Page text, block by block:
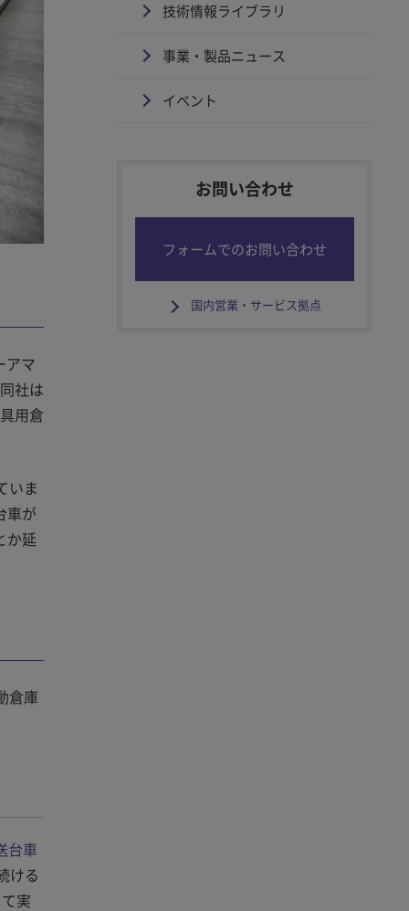
アマ
社は
用倉
いま
車が
か延
倉庫
台車
ける
実
技術情報ライブラリ
事業・製品ニュース
イベント
お問い合わせ
フォームでのお問い合わせ
国内営業・サービス拠点